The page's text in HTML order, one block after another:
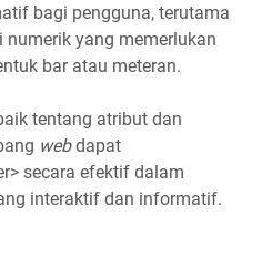
bagi pengguna, terutama
yang memerlukan
bar atau meteran.
tentang atribut dan
webdapat
secara efektif dalam
interaktif dan informatif.